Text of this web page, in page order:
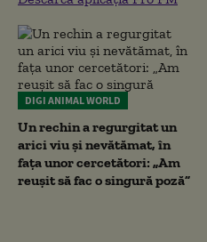
DIGI ANIMAL WORLD
Un rechin a regurgitat un
arici viu și nevătămat, în
fața unor cercetători: „Am
reușit să fac o singură poză”